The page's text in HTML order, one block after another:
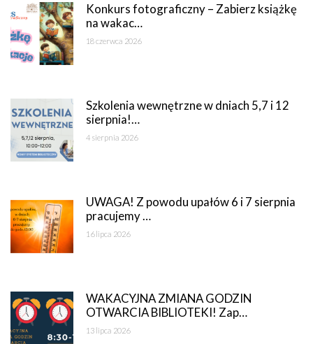
Konkurs fotograficzny – Zabierz książkę
na wakac…
18 czerwca 2026
Szkolenia wewnętrzne w dniach 5,7 i 12
sierpnia!…
4 sierpnia 2026
UWAGA! Z powodu upałów 6 i 7 sierpnia
pracujemy …
16 lipca 2026
WAKACYJNA ZMIANA GODZIN
OTWARCIA BIBLIOTEKI! Zap…
13 lipca 2026